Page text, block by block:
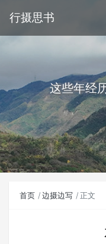
行摄思书
这些年经
首页 边摄边写 正文